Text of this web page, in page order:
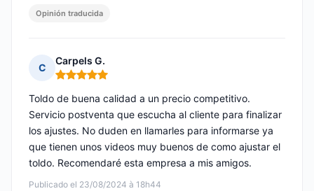
Opinión traducida
C
Carpels G.
Nota: 5 de 5
Publicado el 23/08/2024 à 18h44
Toldo de buena calidad a un precio competitivo.
Servicio postventa que escucha al cliente para finalizar
los ajustes. No duden en llamarles para informarse ya
que tienen unos videos muy buenos de como ajustar el
toldo. Recomendaré esta empresa a mis amigos.